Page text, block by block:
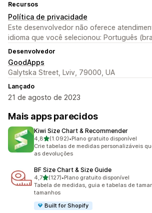
Recursos
Política de privacidade
Este desenvolvedor não oferece
idioma que você selecionou: Português
Desenvolvedor
GoodApps
Galytska Street, Lviv, 79000, UA
Lançado
21 de agosto de 2023
Mais apps parecidos
Kiwi Size Chart & Recommender
4,8de 5 estrelas
(1.092)
1092 avaliações ao todo
•Plano gratuito disponível
Crie tabelas de medidas personalizáveis
as devoluções
BF Size Chart & Size Guide
4,7de 5 estrelas
(127)
127 avaliações ao todo
•Plano gratuito disponível
Tabela de medidas, guia e tabelas de
tamanhos
Built for Shopify